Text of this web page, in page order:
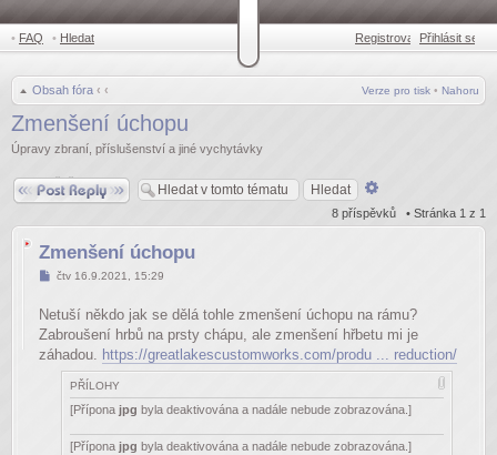
• FAQ • Hledat Registrovat •Přihlásit se
Obsah fóra ‹ ‹ Nahoru
Verze pro tisk •
Zmenšení úchopu
Úpravy zbraní, příslušenství a jiné vychytávky
Odpovědět
8 příspěvků • Stránka 1 z 1
Zmenšení úchopu
Příspěvek
čtv 16.9.2021, 15:29
Netuší někdo jak se dělá tohle zmenšení úchopu na rámu?
Zabroušení hrbů na prsty chápu, ale zmenšení hřbetu mi je
záhadou. https://greatlakescustomworks.com/produ ... reduction/
PŘÍLOHY
[Přípona jpg byla deaktivována a nadále nebude zobrazována.]
[Přípona jpg byla deaktivována a nadále nebude zobrazována.]